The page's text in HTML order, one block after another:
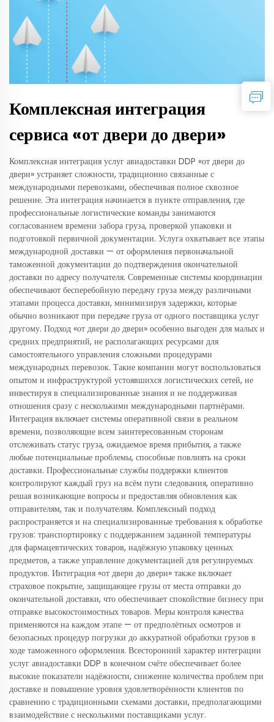
Комплексная интеграция
сервиса «от двери до двери»
Комплексная интеграция услуг авиадоставки DDP «от двери до
двери» устраняет сложности, традиционно связанные с
международными перевозками, обеспечивая полное сквозное
решение. Эта интеграция начинается в пункте отправления, где
профессиональные логистические команды занимаются
согласованием времени забора груза, проверкой упаковки и
подготовкой первичной документации. Услуга охватывает все этапы
международной доставки — от оформления первоначальной
таможенной документации до подтверждения окончательной
доставки по адресу получателя. Современные системы координации
обеспечивают бесперебойную передачу груза между различными
этапами процесса доставки, минимизируя задержки, которые
обычно возникают при передаче груза от одного поставщика услуг
другому. Подход «от двери до двери» особенно выгоден для малых и
средних предприятий, не располагающих ресурсами для
самостоятельного управления сложными процедурами
международных перевозок. Такие компании могут воспользоваться
опытом и инфраструктурой устоявшихся логистических сетей, не
инвестируя в специализированные знания и не поддерживая
отношения сразу с несколькими международными партнёрами.
Интеграция включает системы оперативной связи в реальном
времени, позволяющие всем заинтересованным сторонам
отслеживать статус груза, ожидаемое время прибытия, а также
любые потенциальные проблемы, способные повлиять на сроки
доставки. Профессиональные службы поддержки клиентов
контролируют каждый груз на всём пути следования, оперативно
решая возникающие вопросы и предоставляя обновления как
отправителям, так и получателям. Комплексный подход
распространяется и на специализированные требования к обработке
грузов: транспортировку с поддержанием заданной температуры
для фармацевтических товаров, надёжную упаковку ценных
предметов, а также управление документацией для регулируемых
продуктов. Интеграция «от двери до двери» также включает
страховое покрытие, защищающее грузы от места отправки до
окончательной доставки, что обеспечивает спокойствие бизнесу при
отправке высокостоимостных товаров. Меры контроля качества
применяются на каждом этапе — от предполётных осмотров и
безопасных процедур погрузки до аккуратной обработки грузов в
ходе таможенного оформления. Всесторонний характер интеграции
услуг авиадоставки DDP в конечном счёте обеспечивает более
высокие показатели надёжности, снижение количества проблем при
доставке и повышение уровня удовлетворённости клиентов по
сравнению с традиционными схемами доставки, предполагающими
взаимодействие с несколькими поставщиками услуг.